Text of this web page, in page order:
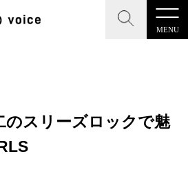
MENU
CLOSE
CLOSE
”音楽特化メディア
のスリーズロックで魅